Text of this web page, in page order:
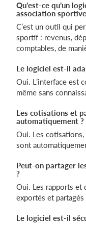
Qu’est-ce qu’un
association
C’est un outil qui
sportif : revenus,
comptables, de
Le logiciel est-il
Oui. L’interface est
même sans
Les cotisations et
automatiquement ?
Oui. Les
sont
Peut-on partager
?
Oui. Les rapports et
exportés et
Le logiciel est-il